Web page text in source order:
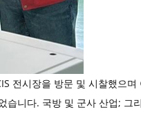
전시장을 방문 및 시찰했으
니다. 국방 및 군사 산업; 그